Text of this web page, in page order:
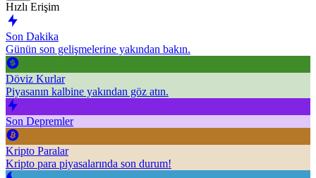
Hızlı Erişim
Son Dakika
Günün son gelişmelerine yakından bakın.
Döviz Kurlar
Piyasanın kalbine yakından göz atın.
Son Depremler
Kripto Paralar
Kripto para piyasalarında son durum!